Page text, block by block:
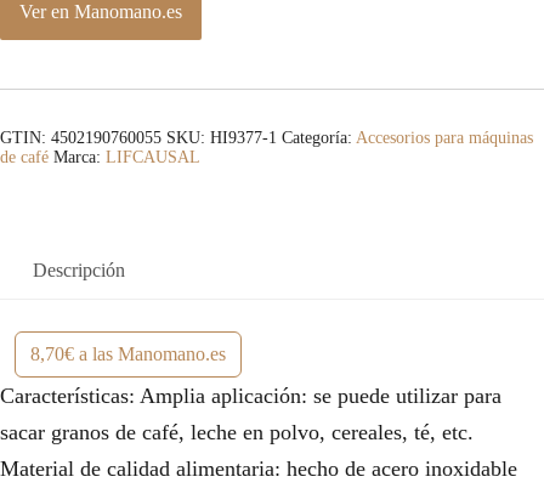
Ver en Manomano.es
GTIN: 4502190760055 SKU: HI9377-1 Categoría: Accesorios para máquinas
de café Marca: LIFCAUSAL
Descripción
8,70€ a las Manomano.es
Características: Amplia aplicación: se puede utilizar para
sacar granos de café, leche en polvo, cereales, té, etc.
Material de calidad alimentaria: hecho de acero inoxidable